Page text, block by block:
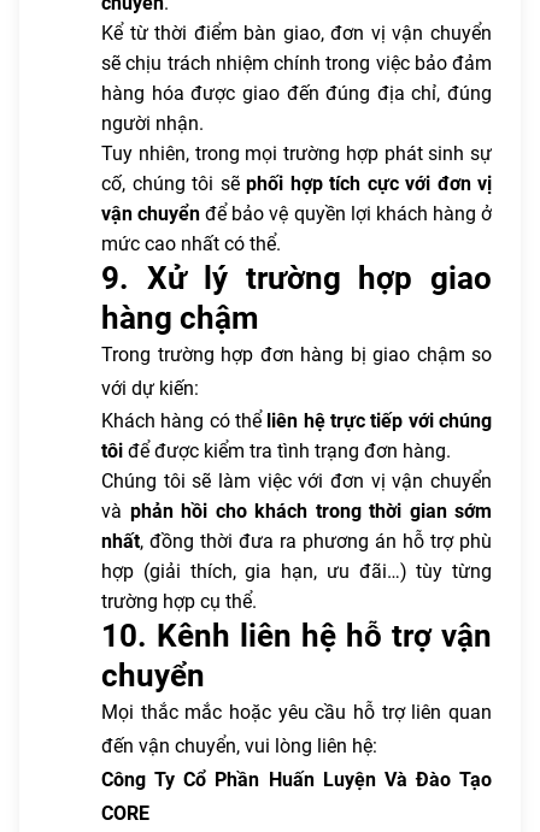
Kể từ thời điểm bàn giao, đơn vị vận chuyển
sẽ chịu trách nhiệm chính trong việc bảo đảm
hàng hóa được giao đến đúng địa chỉ, đúng
người nhận.
Tuy nhiên, trong mọi trường hợp phát sinh sự
cố, chúng tôi sẽ phối hợp tích cực với đơn vị
vận chuyển để bảo vệ quyền lợi khách hàng ở
mức cao nhất có thể.
9. Xử lý trường hợp giao
hàng chậm
Trong trường hợp đơn hàng bị giao chậm so
với dự kiến:
Khách hàng có thể liên hệ trực tiếp với chúng
tôi để được kiểm tra tình trạng đơn hàng.
Chúng tôi sẽ làm việc với đơn vị vận chuyển
và phản hồi cho khách trong thời gian sớm
nhất, đồng thời đưa ra phương án hỗ trợ phù
hợp (giải thích, gia hạn, ưu đãi…) tùy từng
trường hợp cụ thể.
10. Kênh liên hệ hỗ trợ vận
chuyển
Mọi thắc mắc hoặc yêu cầu hỗ trợ liên quan
đến vận chuyển, vui lòng liên hệ:
Công Ty Cổ Phần Huấn Luyện Và Đào Tạo
CORE